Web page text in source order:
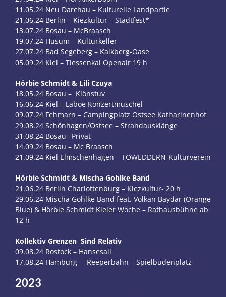
11.05.24 Neu Darchau – Kulturelle Landpartie
21.06.24 Berlin – Kiezkultur – Stadtfest*
13.07.24 Bosau – McBraasch
19.07.24 Husum – Kulturkeller
27.07.24 Bad Segeberg – Kalkberg-Oase
05.09.24 Kiel – Tiessenkai Openair 19 h
Hörbie Schmidt & Lili Czuya
18.05.24 Bosau – Klönstuv
16.06.24 Kiel – Laboe Konzertmuschel
09.07.24 Fehmarn – Campingplatz Ostsee Katharinenhof
29.08.24 Schönhagen/Ostsee – Strandausklänge
31.08.24 Bosau –Privat
14.09.24 Bosau – Mc Braasch
21.09.24 Kiel Elmschenhagen – TOWEDDERN-Kulturverein
Hörbie Schmidt & Mischa Gohlke Band
21.06.24 Berlin Charlottenburg – Kiezkultur- 20 h
29.06.24 Mischa Gohlke Band feat. Volkan Baydar (Orange
Blue) & Hörbie Schmidt Kieler Woche – Rathausbühne ab
12 h
Kollektiv Grenzen Sind Relativ
09.08.24 Rostock – Hansesail
17.08.24 Hamburg – Reeperbahn – Spielbudenplatz
2023